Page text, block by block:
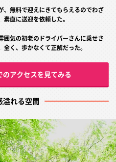
、無料で迎えにきてもらえるのでわざ
直に送迎を依頼した。
気の初老のドライバーさんに乗せさ
く、歩かなくて正解だった。
アクセスを見てみる
溢れる空間